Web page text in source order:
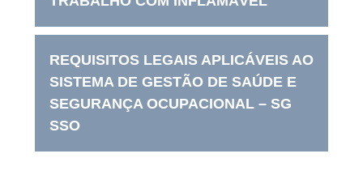
REQUISITOS LEGAIS APLICÁVEIS AO
SISTEMA DE GESTÃO DE SAÚDE E
SEGURANÇA OCUPACIONAL – SG
SSO